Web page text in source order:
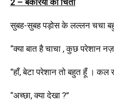
2 – बकरियों की चिंता
सुबह-सुबह पड़ोस के लल्लन चचा
“क्या बात है चाचा , कुछ परेशान
“हाँ, बेटा परेशान तो बहुत हूँ ।
“अच्छा, क्या देखा ?”